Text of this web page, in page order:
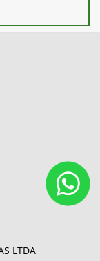
LTDA